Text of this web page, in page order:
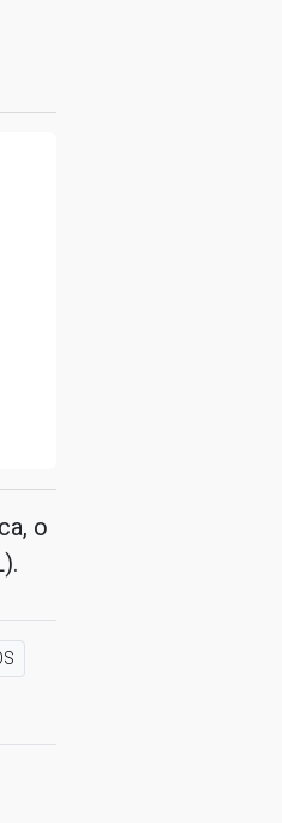
o